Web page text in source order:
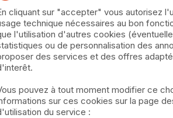
dans le Pays de Bitche"
balades-pays-bitche.html
cliquant sur "accepter" vous autorisez
technique nécessaires au bon
l'utilisation d'autres cookies
ou de personnalisation des
des services et des offres
pouvez à tout moment modifier ce
sur ces cookies sur la page
du service :